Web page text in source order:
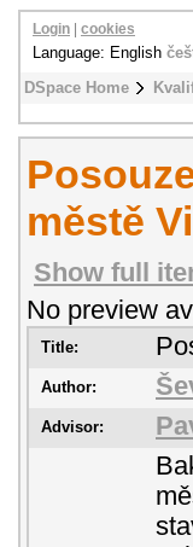
DSpace Home
Login cookies
Language: English
městě
Show full
No preview
Title:
Author:
Advisor: